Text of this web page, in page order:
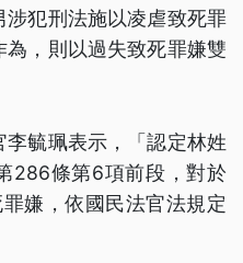
犯刑法施以凌虐致死罪
，則以過失致死罪嫌雙
毓珮表示，「認定林姓
286條第6項前段，對於
嫌，依國民法官法規定